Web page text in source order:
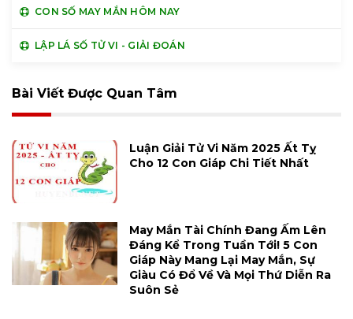
CON SỐ MAY MẮN HÔM NAY
LẬP LÁ SỐ TỬ VI - GIẢI ĐOÁN
Bài Viết Được Quan Tâm
Luận Giải Tử Vi Năm 2025 Ất Tỵ
Cho 12 Con Giáp Chi Tiết Nhất
May Mắn Tài Chính Đang Ấm Lên
Đáng Kể Trong Tuần Tới! 5 Con
Giáp Này Mang Lại May Mắn, Sự
Giàu Có Đổ Về Và Mọi Thứ Diễn Ra
Suôn Sẻ